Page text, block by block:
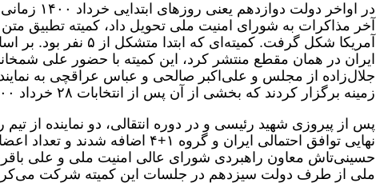
در اواخر
آمریکا شکل گرفت.
ایران در همان مقطع منتشر کرد، این کمیته با حضور علی
زمینه برگزار کردند که بخشی از آن پس از انتخابات ۲۸ خرداد ۱۴۰۰ و دوره استقرار دولت سیزدهم بود.
پس از پیروزی شهید رئیسی و در دوره انتقالی، دو نماینده از
حسینی‌تاش معاون راهبردی شورای عالی امنیت ملی و علی
ملی از طرف دولت سیزدهم در جلسات این کمیته شرکت